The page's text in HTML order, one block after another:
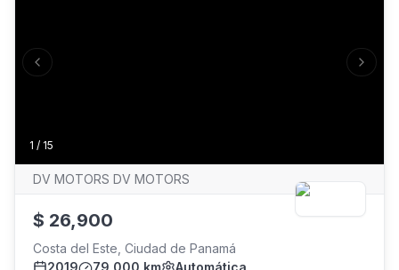
1 / 15
Previous slide Next
DV MOTORS DV MOTORS
$ 26,900
Costa del Este, Ciudad de Panamá
2019
79,000 km
Automática